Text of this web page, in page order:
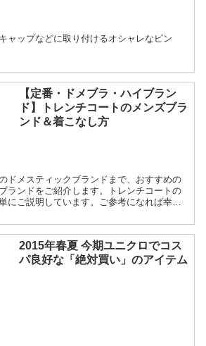
ャップなどに取り付けるオシャレなピン
【定番・ドメブラ・ハイブラン
ド】トレンチコートのメンズブラ
ンド＆着こなし方
ドメスティックブランドまで、おすすめの
ランドをご紹介します。トレンチコートの
にご説明しています。ご参考になれば幸い
2015年春夏 今期ユニクロでコス
パ良好な「絶対買い」のアイテム